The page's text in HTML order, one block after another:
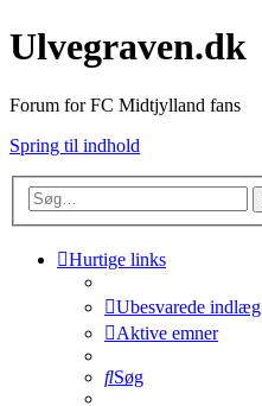
Ulvegraven.dk
Forum for FC Midtjylland fans
Spring til indhold
Hurtige links
Ubesvarede indlæg
Aktive emner
Søg